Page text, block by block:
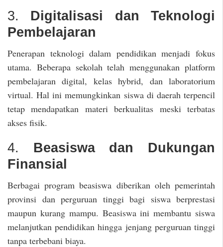
3. Digitalisasi dan Teknologi
Pembelajaran
Penerapan teknologi dalam pendidikan menjadi fokus
utama. Beberapa sekolah telah menggunakan platform
pembelajaran digital, kelas hybrid, dan laboratorium
virtual. Hal ini memungkinkan siswa di daerah terpencil
tetap mendapatkan materi berkualitas meski terbatas
akses fisik.
4. Beasiswa dan Dukungan
Finansial
Berbagai program beasiswa diberikan oleh pemerintah
provinsi dan perguruan tinggi bagi siswa berprestasi
maupun kurang mampu. Beasiswa ini membantu siswa
melanjutkan pendidikan hingga jenjang perguruan tinggi
tanpa terbebani biaya.